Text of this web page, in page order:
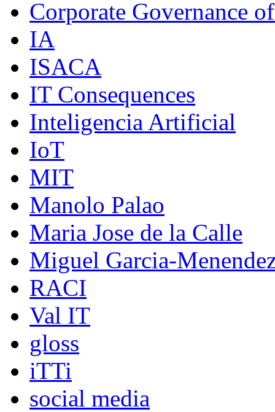
Corporate Governance
IA
ISACA
IT Consequences
Inteligencia Artificial
IoT
MIT
Manolo Palao
Maria Jose de la Calle
Miguel Garcia-
RACI
Val IT
gloss
iTTi
social media